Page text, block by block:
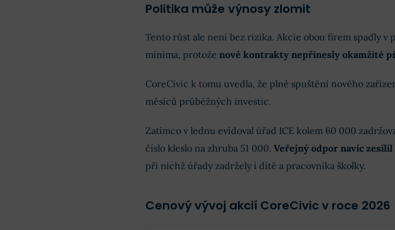
Politika může výnosy zlomit
Tento růst ale není bez rizika. Akcie obou firem spadly v
minima, protože nové kontrakty nepřinesly okamžité
CoreCivic k tomu uvedla, že plné spuštění nového
měsíců průběžných investic.
Zatímco v lednu evidoval úřad ICE kolem 60 000
číslo kleslo na zhruba 51 000. Veřejný odpor navíc zesílil
při nichž úřady zadržely i dítě a pracovníka školky.
Cenový vývoj akcií CoreCivic v roce 2026